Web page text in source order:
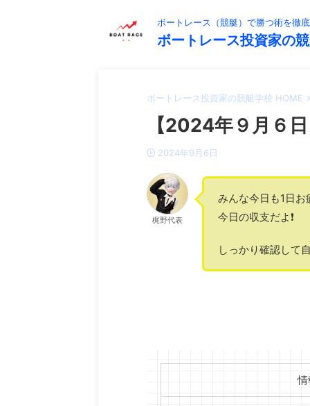
ボートレース（競艇）で勝つ術を徹
ボートレース投資家の
ボートレース投資家の競艇学校 HOME
【2024年９月６
2024年9月6日
梶野代表
みんな今日も1日お
今日の収支だよ❗️
しっかり確認して
情